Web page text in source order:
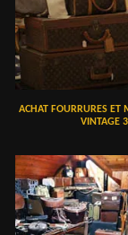
ACHAT FOURRURES ET
VINTAGE